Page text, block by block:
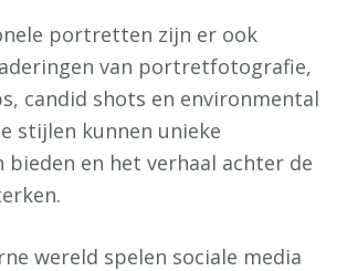
portretten zijn er ook
van portretfotografie,
candid shots en environmental
stijlen kunnen unieke
bieden en het verhaal achter de
wereld spelen sociale media